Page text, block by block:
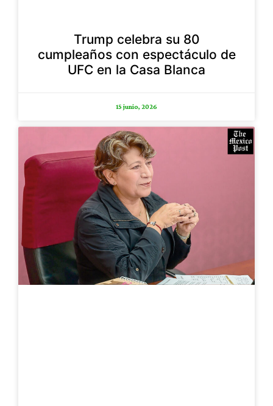
Trump celebra su 80
cumpleaños con espectáculo de
UFC en la Casa Blanca
15 junio, 2026